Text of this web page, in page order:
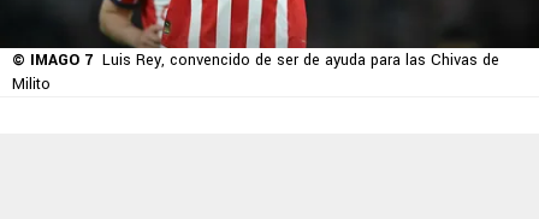
© IMAGO 7 Luis Rey, convencido de ser de ayuda para las Chivas de
Milito